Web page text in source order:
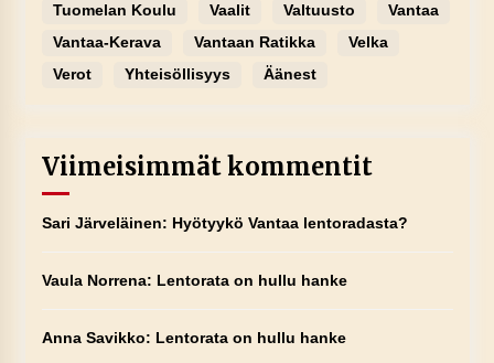
Tuomelan Koulu
Vaalit Valtuusto
Vantaa
Vantaa-Kerava
Vantaan Ratikka
Velka
Verot
Yhteisöllisyys Äänest
Viimeisimmät kommentit
Sari Järveläinen: Hyötyykö Vantaa lentoradasta?
Vaula Norrena: Lentorata on hullu hanke
Anna Savikko: Lentorata on hullu hanke